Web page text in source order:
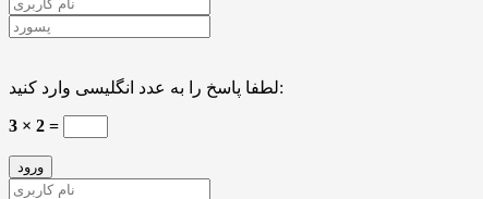
لطفا پاسخ را به عدد انگلیسی وارد کنید:
3 × 2 =